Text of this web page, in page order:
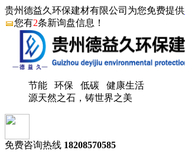
贵州德益久环保建材有限公司为您免费提供
您有2条新询盘信息！
节能 环保 低碳 健康生活
源天然之石，铸世界之美
免费咨询热线 18208570585